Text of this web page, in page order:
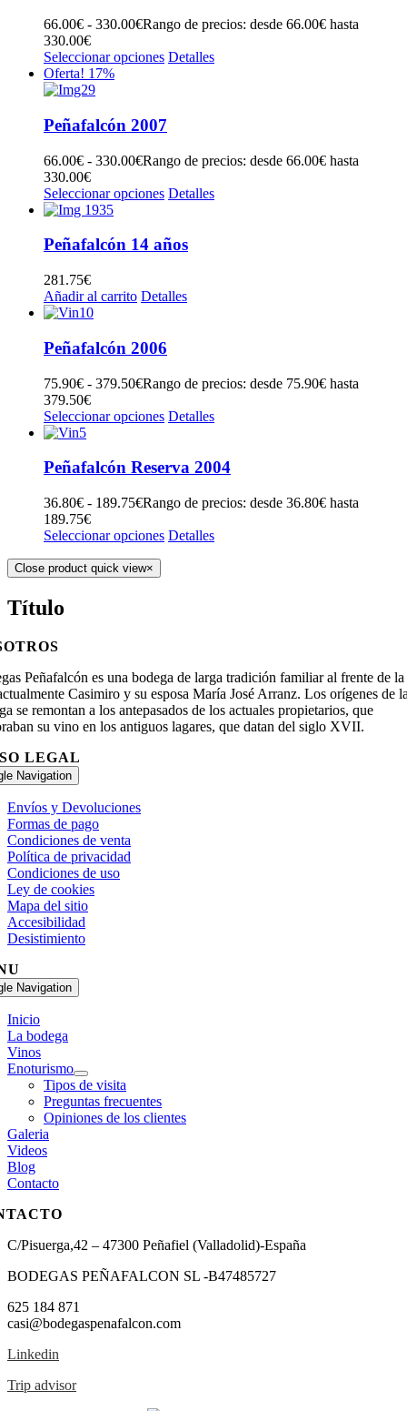
66.00€ - 330.00€Rango de precios: desde 66.00€ hasta
330.00€
Seleccionar opciones Detalles
Oferta! 17%
Peñafalcón 2007
66.00€ - 330.00€Rango de precios: desde 66.00€ hasta
330.00€
Seleccionar opciones Detalles
Peñafalcón 14 años
281.75€
Añadir al carrito Detalles
Peñafalcón 2006
75.90€ - 379.50€Rango de precios: desde 75.90€ hasta
379.50€
Seleccionar opciones Detalles
Peñafalcón Reserva 2004
36.80€ - 189.75€Rango de precios: desde 36.80€ hasta
189.75€
Seleccionar opciones Detalles
Close product quick view×
Título
Peñafalcón es una bodega de larga tradición familiar al frente de
Casimiro y su esposa María José Arranz. Los orígenes de
se remontan a los antepasados de los actuales propietarios, que
su vino en los antiguos lagares, que datan del siglo XVII.
LEGAL
Navigation
Envíos y Devoluciones
Formas de pago
Condiciones de venta
Política de privacidad
Condiciones de uso
Ley de cookies
Mapa del sitio
Accesibilidad
Desistimiento
Navigation
Inicio
La bodega
Vinos
Enoturismo
Tipos de visita
Preguntas frecuentes
Opiniones de los clientes
Galeria
Videos
Blog
Contacto
C/Pisuerga,42 – 47300 Peñafiel (Valladolid)-España
BODEGAS PEÑAFALCON SL -B47485727
625 184 871
casi@bodegaspenafalcon.com
Linkedin
Trip advisor